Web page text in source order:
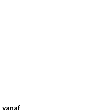
vanaf